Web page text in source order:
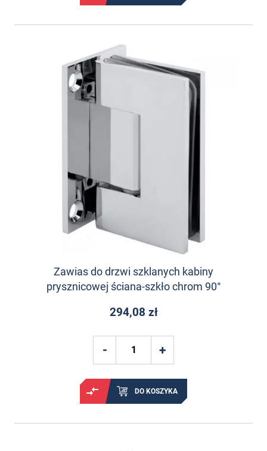
Zawias do drzwi szklanych kabiny
prysznicowej ściana-szkło chrom 90°
294,08 zł
DO KOSZYKA